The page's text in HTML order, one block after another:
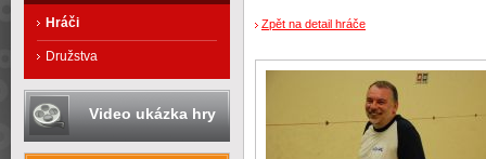
Zpět na detail hráče
Hráči
Družstva
Video ukázka hry